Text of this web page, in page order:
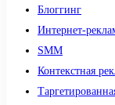
Блоггинг
Интернет-
SMM
Контекстная